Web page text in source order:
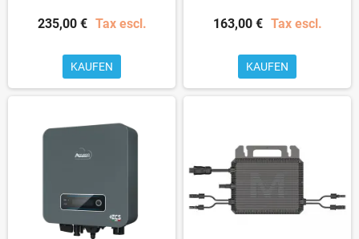
235,00 € Tax escl.
KAUFEN
163,00 € Tax escl.
KAUFEN